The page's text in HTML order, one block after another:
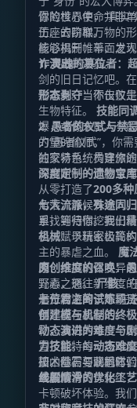
冒险世界中，“真实
王座的阶梯。
你的核心使命并非
仿、去窃取万物的
能够揭开帷幕、发
诈演出的演员。
核心机制：千面之
1. 灵魂的篡位者：
剑的旧日记忆吧。
物本身。当你击败
形态剥夺：不仅仅
生物特征。 技能同
爆，或像末影人一
力量的偷师。
2. 愚者的仪式与禁
的“愚者仪式”，你
的交易系统贯穿旅
的判断——你愿意用
独家特色：构建你
深度定制的遗物宝库
从零打造了200多种
角落，静候有缘人
系，等待你挖掘出
七大流派，殊途同归
里找到归宿。我们
径，赋予玩家极高
机械：以精密齿轮
主的暴虐之血。 魔
肉：挖掘机体变异
元素之怒。尸骸：
于万物之间，不羁且自由。 挑战与征
惧
原创维度的召唤：
野心，通往新维度
是一片游离于常规
师才能在此存活。
七位君主的试炼在
创建模与机制的终
物，我们为每一个
力技能。每一场
研，你需要洞悉它
击。
动态演进的难度与
置了独特的动态难
加凶险。与此同时
线剧情将贯穿始终
技术基石与联机体验
丝般顺滑的优化工艺
卡顿破坏体验。我